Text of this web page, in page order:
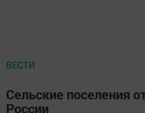
ВЕСТИ
Сельские поселения
России